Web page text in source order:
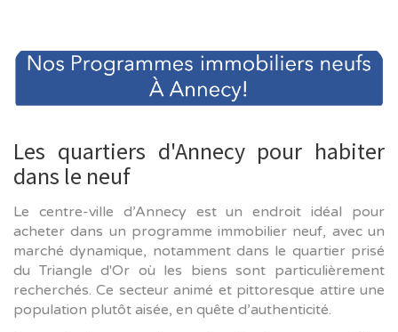
Les quartiers d'Annecy pour habiter
dans le neuf
Le centre-ville d’Annecy est un endroit idéal pour
acheter dans un programme immobilier neuf, avec un
marché dynamique, notamment dans le quartier prisé
du Triangle d'Or où les biens sont particulièrement
recherchés. Ce secteur animé et pittoresque attire une
population plutôt aisée, en quête d’authenticité.